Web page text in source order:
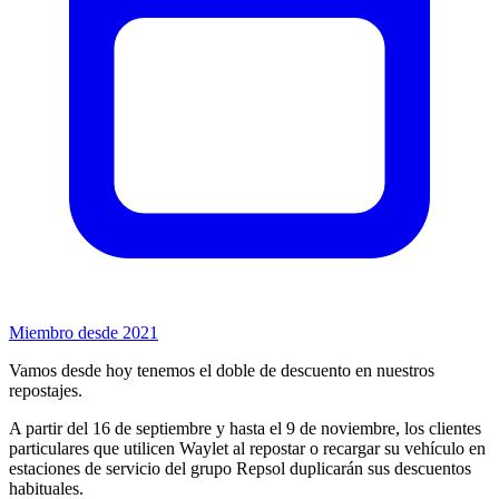
Miembro desde 2021
Vamos desde hoy tenemos el doble de descuento en nuestros
repostajes.
A partir del 16 de septiembre y hasta el 9 de noviembre, los clientes
particulares que utilicen Waylet al repostar o recargar su vehículo en
estaciones de servicio del grupo Repsol duplicarán sus descuentos
habituales.